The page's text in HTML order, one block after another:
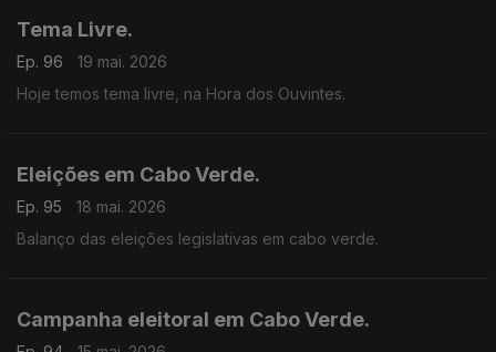
Tema Livre.
Ep. 96
19 mai. 2026
Hoje temos tema livre, na Hora dos Ouvintes.
Eleições em Cabo Verde.
Ep. 95
18 mai. 2026
Balanço das eleições legislativas em cabo verde.
Campanha eleitoral em Cabo Verde.